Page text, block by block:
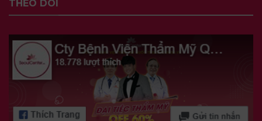
THEO DÕI